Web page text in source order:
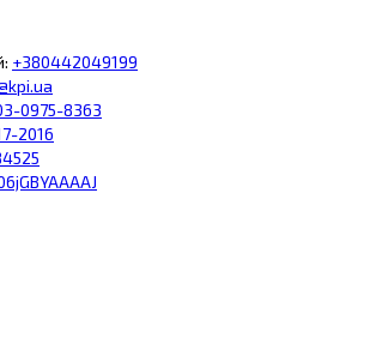
: +380442049199
0975-8363
2016